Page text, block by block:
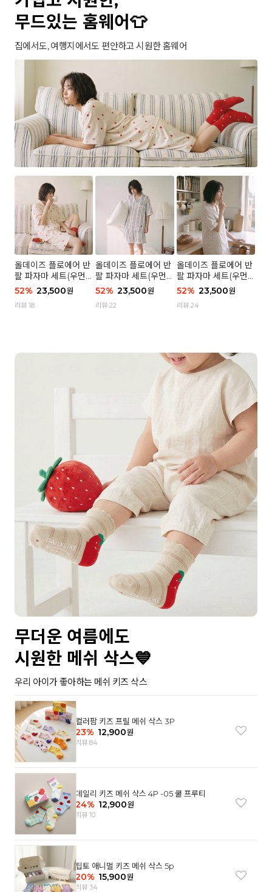
무드있는 홈웨어👕
집에서도, 여행지에서도 편안하고 시원한 홈웨어
올데이즈 플로에어 반
팔 파자마 세트(우먼)
- 04 하트 컨페티
52% 23,500원
리뷰 18
올데이즈 플로에어 반
팔 파자마 세트(우먼)
- 03 브리즈 스트라이
52% 23,500원
리뷰 22
올데이즈 플로에어 반
팔 파자마 세트(우먼)
- 01 포슬 가든
52% 23,500원
리뷰 24
무더운 여름에도
시원한 메쉬 삭스💙
우리 아이가 좋아하는 메쉬 키즈 삭스
컬러팜 키즈 프릴 메쉬 삭스 3P
23% 12,900원
리뷰 84
데일리 키즈 메쉬 삭스 4P -05 쿨 프루티
24% 12,900원
리뷰 10
팁토 애니멀 키즈 메쉬 삭스 5p
20% 15,900원
리뷰 34